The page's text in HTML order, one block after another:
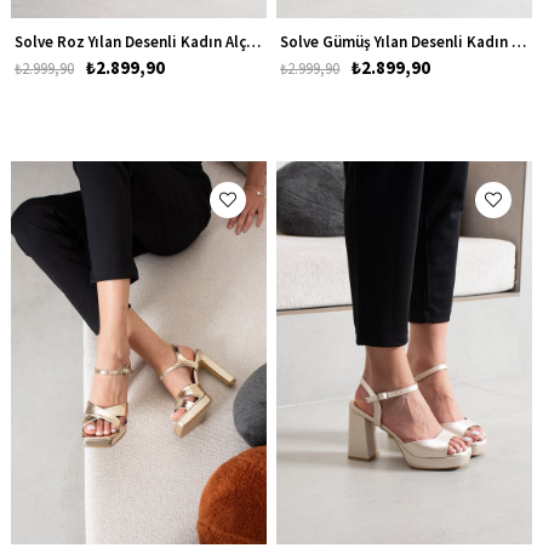
Solve Roz Yılan Desenli Kadın Alçak Topuklu Abiye Ayakkabı
₺2.899,90
₺2.999,90
Solve Gümüş Yılan Desenli Kadın Alçak Topuklu Abiye Ayakkabı
₺2.899,90
₺2.999,90